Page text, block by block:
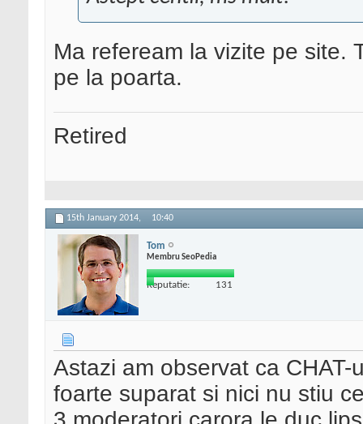
Ma refeream la vizite pe site.
pe la poarta.
Retired
15th January 2014, 10:40
Tom
Membru SeoPedia
Reputatie: 131
Astazi am observat ca
foarte suparat si nici nu stiu